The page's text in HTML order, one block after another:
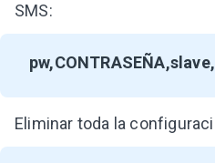
SMS:
Eliminar toda la